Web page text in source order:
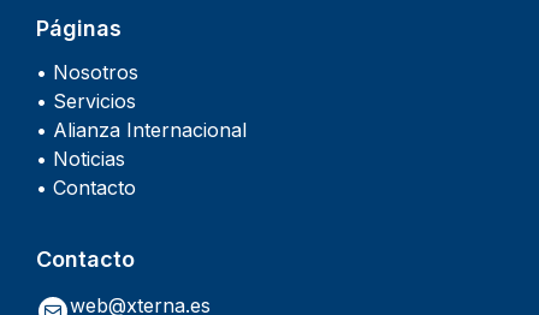
Páginas
• Nosotros
• Servicios
• Alianza Internacional
• Noticias
• Contacto
Contacto
web@xterna.es